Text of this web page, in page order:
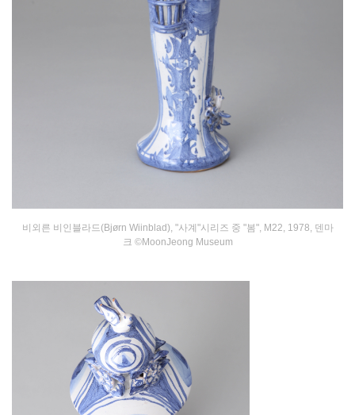
비외른 비인블라드(Bjørn Wiinblad), "사계"시리즈 중 "봄", M22, 1978, 덴마
크 ©MoonJeong Museum